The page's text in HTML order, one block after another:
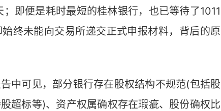
即便是耗时最短的桂林银行，也已等待了1011
终未能向交易所递交正式申报材料，背后的原
可见，部分银行存在股权结构不规范(包括股
超标等)、资产权属确权存在瑕疵、股份确权比